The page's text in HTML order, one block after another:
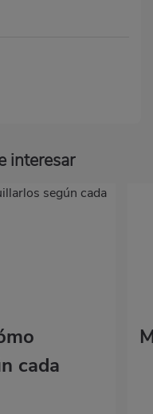
interesar
cada